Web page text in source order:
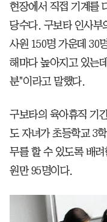
현장에서 직접 기계를
당수다. 구보타 인사부
사원 150명 가운데 30
해마다 높아지고 있는
분"이라고 말했다.
구보타의 육아휴직 기
도 자녀가 초등학교 3
무를 할 수 있도록 배
원만 95명이다.